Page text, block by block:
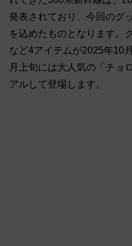
発表されており、今回のグ
を込めたものとなります。
など4アイテムが2025年10
月上旬には大人気の「チョ
アルして登場します。